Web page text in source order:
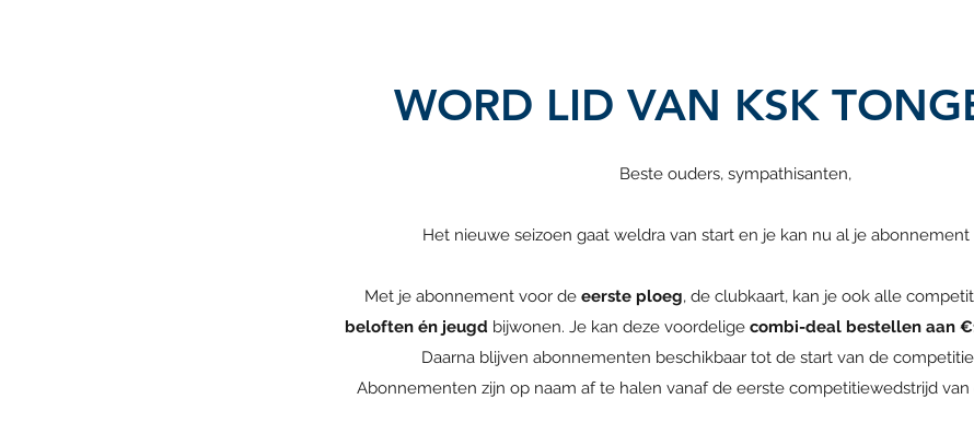
WORD LID VAN KSK
Beste ouders, sympathisanten,
Het nieuwe seizoen gaat weldra van start en je kan nu al je
Met je abonnement voor de eerste ploeg, de clubkaart, kan je ook alle
beloften én jeugd bijwonen. Je kan deze voordelige combi-deal bestellen aan
Daarna blijven abonnementen beschikbaar tot de start van de competitie
Abonnementen zijn op naam af te halen vanaf de eerste competitiewedstrijd